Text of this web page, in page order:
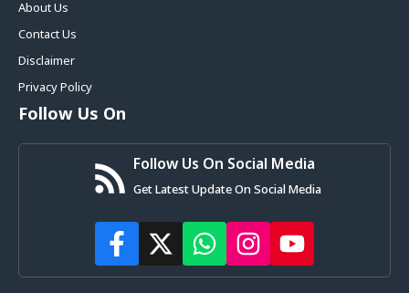
About Us
Contact Us
Disclaimer
Privacy Policy
Follow Us On
Follow Us On Social Media
Get Latest Update On Social Media